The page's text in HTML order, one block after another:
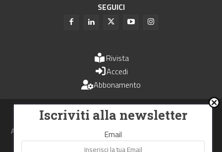
SEGUICI
Rivista
Accedi
Abbonamento
Uomini e Trasporti è un periodico associato all'Unione Stampa
Periodica Italiana - USPI
Autorizzazione del Tribunale di Bologna N.4993 del 15 giugno 1982
Webdesign made inNowhere
Iscriviti alla newsletter
Email